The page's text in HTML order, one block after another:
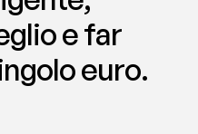
e far
euro.